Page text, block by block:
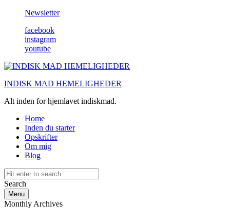
Newsletter
facebook
instagram
youtube
INDISK MAD HEMELIGHEDER
Alt inden for hjemlavet indiskmad.
Home
Inden du starter
Opskrifter
Om mig
Blog
Search
Menu
Monthly Archives